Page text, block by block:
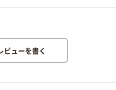
ビューを書く